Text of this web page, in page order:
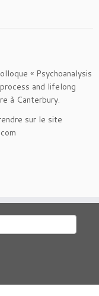
« Psychoanalysis
and lifelong
à Canterbury.
sur le site